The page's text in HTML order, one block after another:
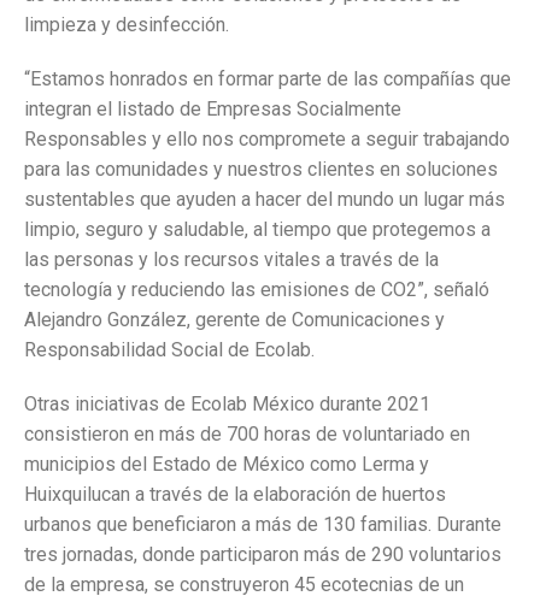
limpieza y desinfección.
“Estamos honrados en formar parte de las compañías que
integran el listado de Empresas Socialmente
Responsables y ello nos compromete a seguir trabajando
para las comunidades y nuestros clientes en soluciones
sustentables que ayuden a hacer del mundo un lugar más
limpio, seguro y saludable, al tiempo que protegemos a
las personas y los recursos vitales a través de la
tecnología y reduciendo las emisiones de CO2”, señaló
Alejandro González, gerente de Comunicaciones y
Responsabilidad Social de Ecolab.
Otras iniciativas de Ecolab México durante 2021
consistieron en más de 700 horas de voluntariado en
municipios del Estado de México como Lerma y
Huixquilucan a través de la elaboración de huertos
urbanos que beneficiaron a más de 130 familias. Durante
tres jornadas, donde participaron más de 290 voluntarios
de la empresa, se construyeron 45 ecotecnias de un